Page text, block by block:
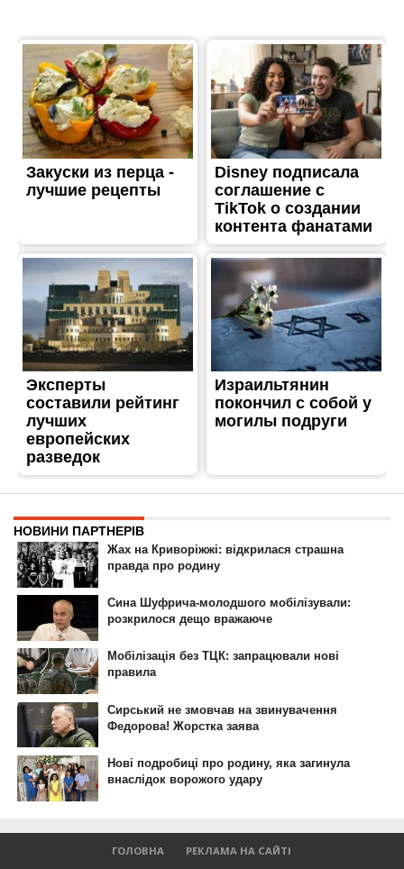
ГОЛОВНА РЕКЛАМА НА САЙТІ